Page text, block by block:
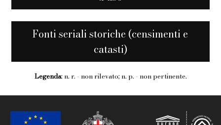
Fonti seriali storiche (censimenti e
catasti)
Legenda: n. r. - non rilevato; n. p. - non pertinente.